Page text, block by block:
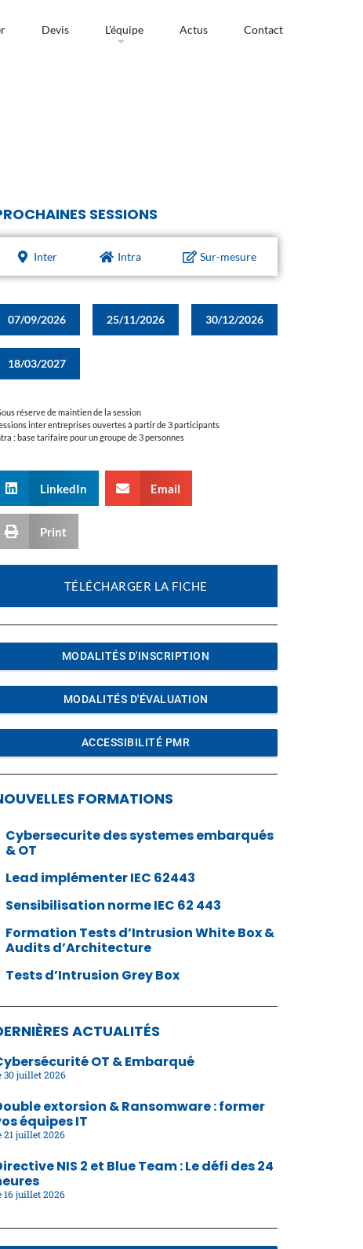
Devis L’équipe Actus Contact
SESSIONS
Inter Intra Sur-mesure
07/09/2026 25/11/2026 30/12/2026
18/03/2027
réserve de maintien de la session
inter entreprises ouvertes à partir de 3 participants
: base tarifaire pour un groupe de 3 personnes
LinkedIn Email
Print
TÉLÉCHARGER LA FICHE
MODALITÉS D'INSCRIPTION
MODALITÉS D'ÉVALUATION
ACCESSIBILITÉ PMR
FORMATIONS
Cybersecurite des systemes embarqués
& OT
Lead implémenter IEC 62443
Sensibilisation norme IEC 62 443
Formation Tests d’Intrusion White Box &
Audits d’Architecture
Tests d’Intrusion Grey Box
ACTUALITÉS
OT & Embarqué
30 juillet 2026
extorsion & Ransomware : former
équipes IT
21 juillet 2026
NIS 2 et Blue Team : Le défi des 24
16 juillet 2026